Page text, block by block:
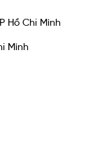
Hồ Chí Minh
Minh